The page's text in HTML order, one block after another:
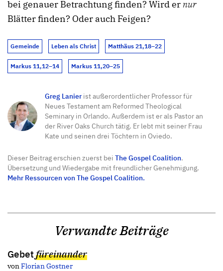
bei genauer Betrachtung finden? Wird er nur
Blätter finden? Oder auch Feigen?
Gemeinde Leben als Christ Matthäus 21,18–22
Markus 11,12–14 Markus 11,20–25
Greg Lanierist außerordentlicher Professor für
Neues Testament am Reformed Theological
Seminary in Orlando. Außerdem ist er als Pastor an
der River Oaks Church tätig. Er lebt mit seiner Frau
Kate und seinen drei Töchtern in Oviedo.
Dieser Beitrag erschien zuerst bei The Gospel Coalition.
Übersetzung und Wiedergabe mit freundlicher Genehmigung.
Mehr Ressourcen von The Gospel Coalition.
Verwandte Beiträge
Gebetfüreinander
von Florian Gostner